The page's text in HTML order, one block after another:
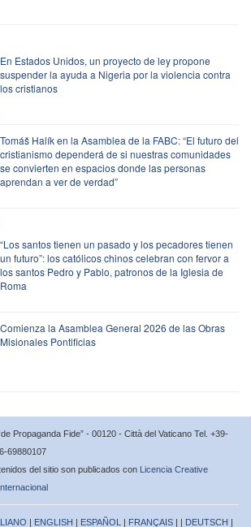
En Estados Unidos, un proyecto de ley propone
suspender la ayuda a Nigeria por la violencia contra
los cristianos
Tomáš Halík en la Asamblea de la FABC: “El futuro del
cristianismo dependerá de si nuestras comunidades
se convierten en espacios donde las personas
aprendan a ver de verdad”
“Los santos tienen un pasado y los pecadores tienen
un futuro”: los católicos chinos celebran con fervor a
los santos Pedro y Pablo, patronos de la Iglesia de
Roma
Comienza la Asamblea General 2026 de las Obras
Misionales Pontificias
Propaganda Fide” - 00120 - Città del Vaticano Tel. +39-
69880107
del sitio son publicados con Licencia Creative
| ENGLISH | ESPAÑOL | FRANÇAIS | | DEUTSCH |